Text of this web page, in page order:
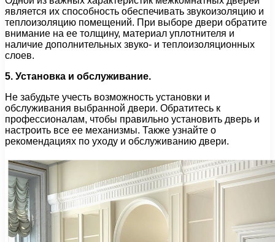
является их способность обеспечивать звукоизоляцию и
теплоизоляцию помещений. При выборе двери обратите
внимание на ее толщину, материал уплотнителя и
наличие дополнительных звуко- и теплоизоляционных
слоев.
5. Установка и обслуживание.
Не забудьте учесть возможность установки и
обслуживания выбранной двери. Обратитесь к
профессионалам, чтобы правильно установить дверь и
настроить все ее механизмы. Также узнайте о
рекомендациях по уходу и обслуживанию двери.